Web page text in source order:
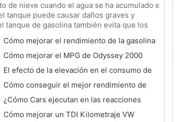
nieve cuando el agua se ha acumulado en
tanque puede causar daños graves y
tanque de gasolina también evita que los
Cómo mejorar el rendimiento de la gasolina
para el 2001 Isuzu Rodeo Sport
Cómo mejorar el MPG de Odyssey 2000
El efecto de la elevación en el consumo de
gasolina
Cómo conseguir el mejor rendimiento de
gasolina De un CRV
¿Cómo Cars ejecutan en las reacciones
químicas?
Cómo mejorar un TDI Kilometraje VW